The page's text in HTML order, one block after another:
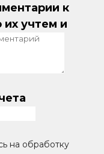
к
их учтем и
на обработку